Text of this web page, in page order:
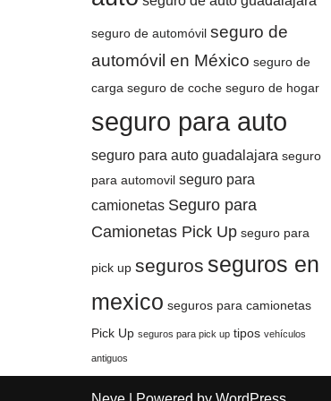
seguro de automóvil seguro de
automóvil en México seguro de
carga seguro de coche seguro de hogar
seguro para auto
seguro para auto guadalajara seguro
para automovil seguro para
camionetas Seguro para
Camionetas Pick Up seguro para
pick up seguros seguros en
mexico seguros para camionetas
Pick Up seguros para pick up tipos vehículos
antiguos